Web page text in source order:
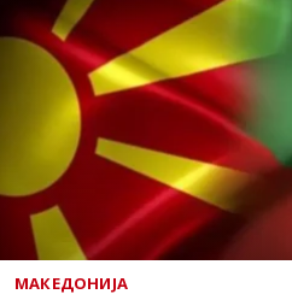
МАКЕДОНИЈА